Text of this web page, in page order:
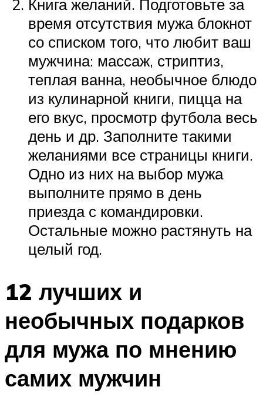
Книга желаний. Подготовьте за
время отсутствия мужа блокнот
со списком того, что любит ваш
мужчина: массаж, стриптиз,
теплая ванна, необычное блюдо
из кулинарной книги, пицца на
его вкус, просмотр футбола весь
день и др. Заполните такими
желаниями все страницы книги.
Одно из них на выбор мужа
выполните прямо в день
приезда с командировки.
Остальные можно растянуть на
целый год.
12 лучших и
необычных подарков
для мужа по мнению
самих мужчин